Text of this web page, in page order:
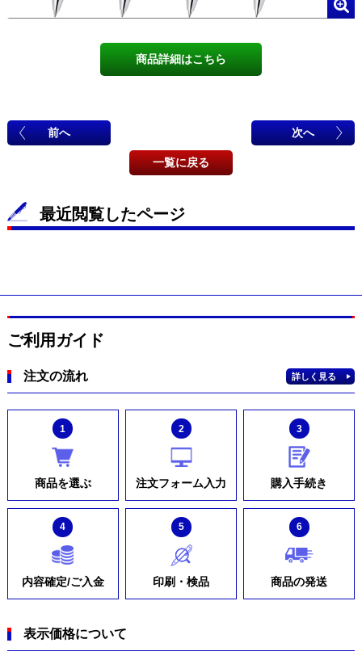
商品詳細はこちら
前へ
一覧に戻る
次へ
最近閲覧したページ
ご利用ガイド
注文の流れ 詳しく見る
1
商品を選ぶ
2
注文フォーム入力
3
購入手続き
4
内容確定/ご入金
5
印刷・検品
6
商品の発送
表示価格について